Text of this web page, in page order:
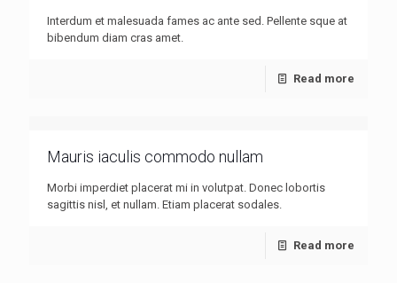
Interdum et malesuada fames ac ante sed. Pellente sque at
bibendum diam cras amet.
Read more
Mauris iaculis commodo nullam
Morbi imperdiet placerat mi in volutpat. Donec lobortis
sagittis nisl, et nullam. Etiam placerat sodales.
Read more